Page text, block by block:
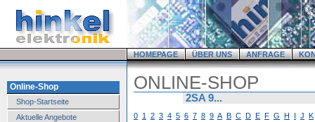
HOMEPAGE ÜBER UNS ANFRAGE
Online-Shop
Shop-Startseite
Aktuelle Angebote
ONLINE-SHOP
2SA 9...
0 1 2 3 4 5 6 7 8 9 A B C D E F G H I J K